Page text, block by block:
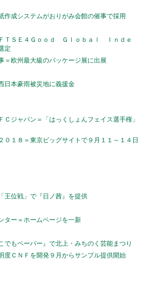
作成システムがおりがみ会館の催事で採用
ＴＳＥ４Ｇｏｏｄ Ｇｌｏｂａｌ Ｉｎｄｅ
定
＝欧州最大級のパッケージ展に出展
日本豪雨被災地に義援金
Ｃジャパン＝「はっくしょんフェイス選手権」
０１８＝東京ビッグサイトで９月１１～１４日
王位戦」で『日ノ茜』を提供
ター＝ホームページを一新
でもペーパー』で北上・みちのく芸能まつり
度ＣＮＦを開発９月からサンプル提供開始